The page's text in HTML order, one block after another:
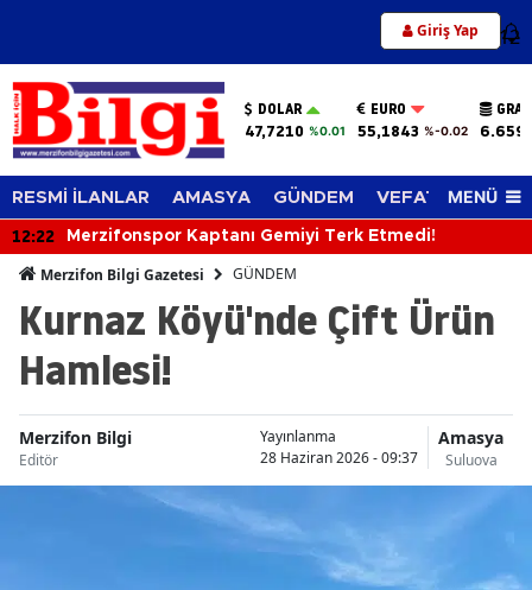
Giriş Yap 12
DOLAR
47,7210 %0.01
EURO
55,1843 %-0.02
RESMİ İLANLAR AMASYA GÜNDEM VEFAT EDENLER
MENÜ
12:22 Merzifonspor Kaptanı Gemiyi Terk Etmedi!
Merzifon Bilgi Gazetesi GÜNDEM
Kurnaz Köyü'nde Çift Ürün
Hamlesi!
Merzifon Bilgi
Editör
Yayınlanma
28 Haziran 2026 - 09:37
Amasya
Suluova